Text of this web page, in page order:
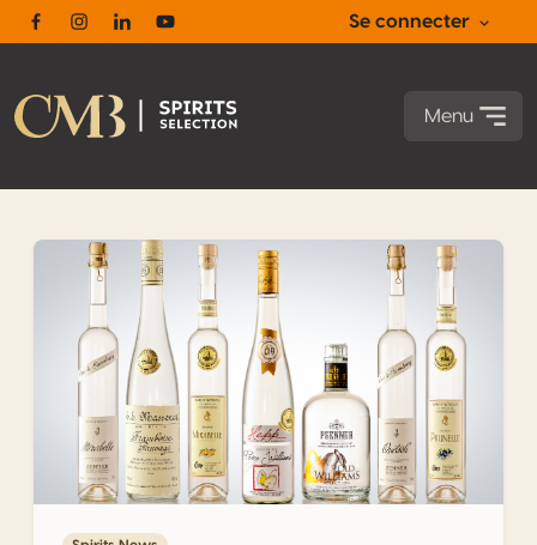
FacebookInstagram
LinkedinYoutube
Se connecter
Menu
Le renouveau des Eaux-de-vie de fruits